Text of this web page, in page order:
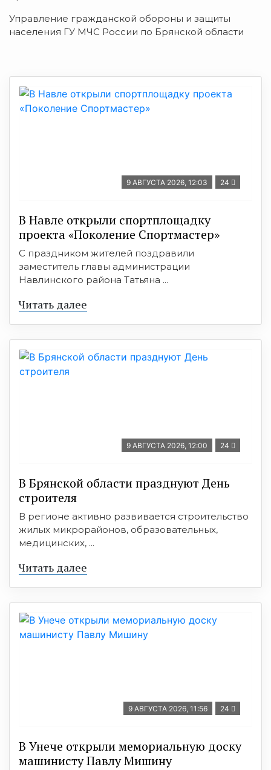
Управление гражданской обороны и защиты
населения ГУ МЧС России по Брянской области
9 АВГУСТА 2026, 12:03 24
В Навле открыли спортплощадку
проекта «Поколение Спортмастер»
С праздником жителей поздравили
заместитель главы администрации
Навлинского района Татьяна ...
Читать далее
9 АВГУСТА 2026, 12:00 24
В Брянской области празднуют День
строителя
В регионе активно развивается строительство
жилых микрорайонов, образовательных,
медицинских, ...
Читать далее
9 АВГУСТА 2026, 11:56 24
В Унече открыли мемориальную доску
машинисту Павлу Мишину